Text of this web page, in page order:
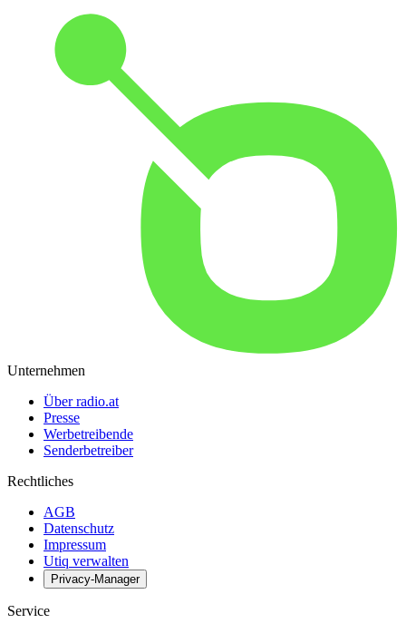
Unternehmen
Über radio.at
Presse
Werbetreibende
Senderbetreiber
Rechtliches
AGB
Datenschutz
Impressum
Utiq verwalten
Privacy-Manager
Service